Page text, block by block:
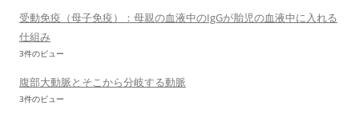
受動免疫（母子免疫）：母親の血液中のIgGが胎児の血液中に入れる
仕組み
3件のビュー
腹部大動脈とそこから分岐する動脈
3件のビュー